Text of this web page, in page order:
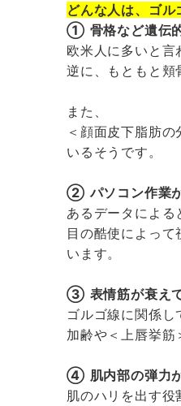
どんな人は、ゴル
① 骨格など遺伝
欧米人に多いと言
逆に、もともと
また、
＜顔面皮下脂肪
いるそうです。
② パソコン作業
あるデータによる
目の酷使によっ
います。
③ 表情筋が衰え
ゴルゴ線に関係
加齢や＜上唇挙筋
④ 肌内部の弾力
肌のハリを出す役